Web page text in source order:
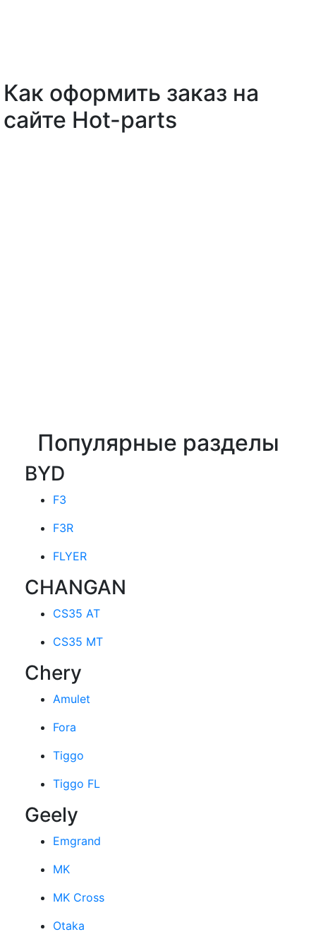
Как оформить заказ на
сайте Hot-parts
Популярные разделы
BYD
F3
F3R
FLYER
CHANGAN
CS35 AT
CS35 MT
Chery
Amulet
Fora
Tiggo
Tiggo FL
Geely
Emgrand
MK
MK Cross
Otaka